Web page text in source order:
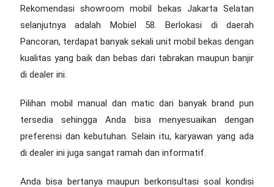
Rekomendasi showroom mobil bekas Jakarta Selatan
selanjutnya adalah Mobiel 58. Berlokasi di daerah
Pancoran, terdapat banyak sekali unit mobil bekas dengan
kualitas yang baik dan bebas dari tabrakan maupun banjir
di dealer ini.
Pilihan mobil manual dan matic dari banyak brand pun
tersedia sehingga Anda bisa menyesuaikan dengan
preferensi dan kebutuhan. Selain itu, karyawan yang ada
di dealer ini juga sangat ramah dan informatif.
Anda bisa bertanya maupun berkonsultasi soal kondisi